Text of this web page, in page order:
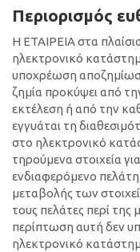
Περιορισμός
Η ΕΤΑΙΡΕΙΑ στα
ηλεκτρονικό
υποχρέωση
ζημία προκύψει από
εκτέλεση ή από την
εγγυάται τη
στο ηλεκτρονικό
τηρούμενα στοιχεία
ενδιαφερόμενο
μεταβολής των
τους πελάτες περί της
περίπτωση αυτή δεν
ηλεκτρονικό